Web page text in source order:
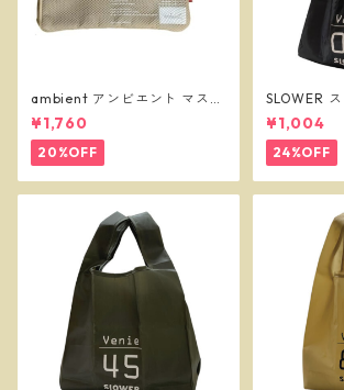
ambient アンビエント マスク
ケース ベージュ
¥1,760
20%OFF
SLOWER
ーバッグ ビ
SLW255
¥1,004
24%OFF